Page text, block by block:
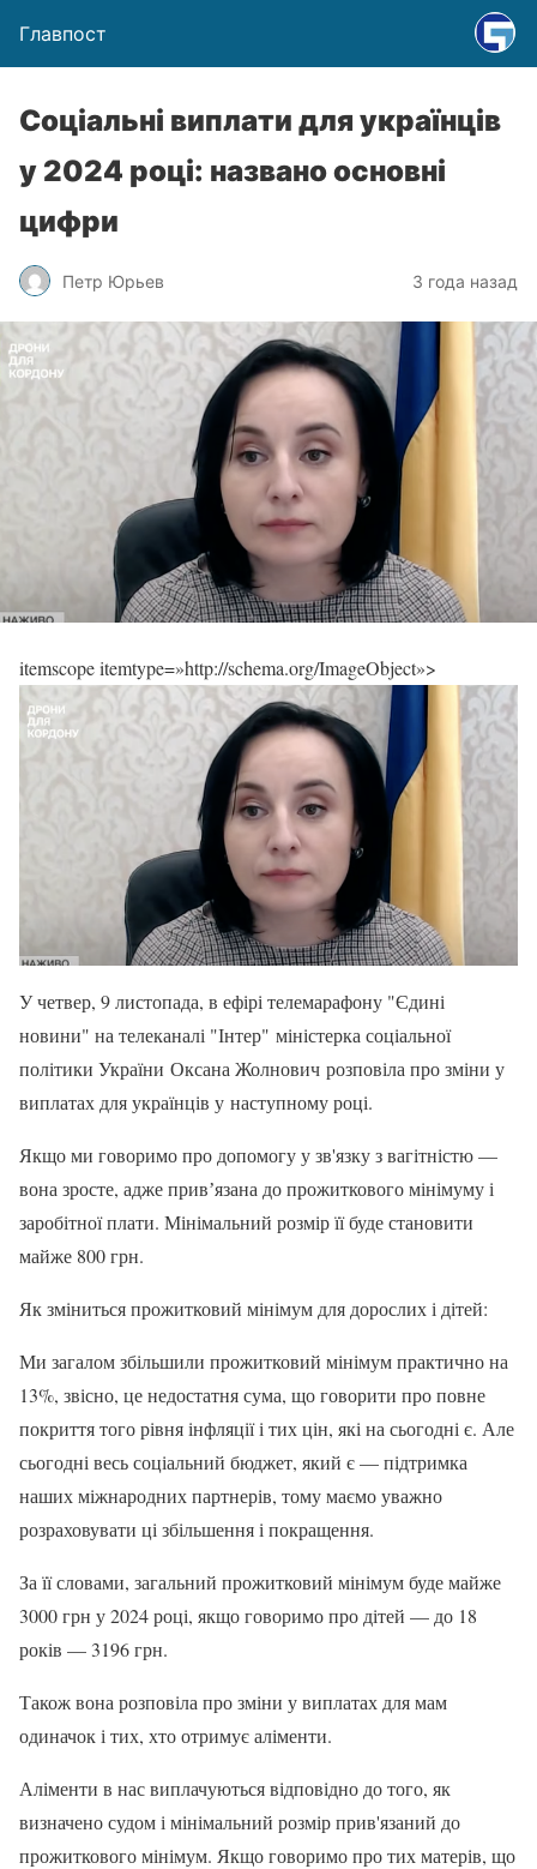
Главпост
Соціальні виплати для українців
у 2024 році: названо основні
цифри
Петр Юрьев 3 года назад
itemscope itemtype=»http://schema.org/ImageObject»>
У четвер, 9 листопада, в ефірі телемарафону "Єдині
новини" на телеканалі "Інтер" міністерка соціальної
політики України Оксана Жолнович розповіла про зміни у
виплатах для українців у наступному році.
Якщо ми говоримо про допомогу у зв'язку з вагітністю —
вона зросте, адже привʼязана до прожиткового мінімуму і
заробітної плати. Мінімальний розмір її буде становити
майже 800 грн.
Як зміниться прожитковий мінімум для дорослих і дітей:
Ми загалом збільшили прожитковий мінімум практично на
13%, звісно, це недостатня сума, що говорити про повне
покриття того рівня інфляції і тих цін, які на сьогодні є. Але
сьогодні весь соціальний бюджет, який є — підтримка
наших міжнародних партнерів, тому маємо уважно
розраховувати ці збільшення і покращення.
За її словами, загальний прожитковий мінімум буде майже
3000 грн у 2024 році, якщо говоримо про дітей — до 18
років — 3196 грн.
Також вона розповіла про зміни у виплатах для мам
одиначок і тих, хто отримує аліменти.
Аліменти в нас виплачуються відповідно до того, як
визначено судом і мінімальний розмір прив'язаний до
прожиткового мінімум. Якщо говоримо про тих матерів, що